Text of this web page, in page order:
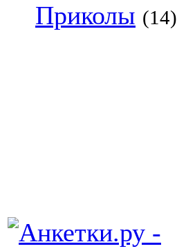
Приколы (14)